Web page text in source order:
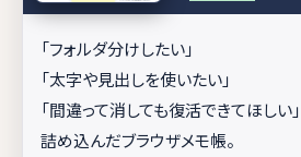
「フォルダ分けしたい」
「太字や見出しを使いたい」
「間違って消しても復活できてほしい
詰め込んだブラウザメモ帳。